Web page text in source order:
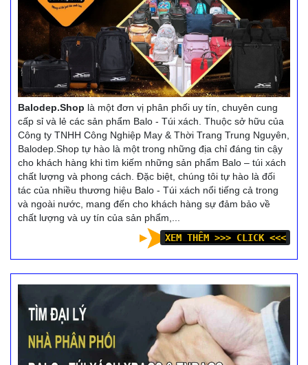
dẫn và đa dạng sản phẩm.
Balodep.shop|Chuyên các
loại ba lô du lịch cao
cấp, Balo-Túi xách. Giao
hàng toàn quốc, Miễn phí
đổi trả hàng, thanh toán
tiền khi nhận hàng
Xem thêm
dẫn và đa dạng sản phẩm.
Balodep.shop|Chuyên các
loại ba lô du lịch giá sỉ và
lẻ, Balo-Túi xách. Giao
hàng toàn quốc, Miễn phí
đổi trả hàng, thanh toán
tiền khi nhận hàng
Xem thêm
Balodep.Shop là một đơn vị phân phối uy tín, chuyên cung
cấp sỉ và lẻ các sản phẩm Balo - Túi xách. Thuộc sở hữu của
Công ty TNHH Công Nghiệp May & Thời Trang Trung Nguyên,
Balodep.Shop tự hào là một trong những địa chỉ đáng tin cậy
cho khách hàng khi tìm kiếm những sản phẩm Balo – túi xách
chất lượng và phong cách. Đặc biệt, chúng tôi tự hào là đối
tác của nhiều thương hiệu Balo - Túi xách nổi tiếng cả trong
và ngoài nước, mang đến cho khách hàng sự đảm bảo về
chất lượng và uy tín của sản phẩm,...
XEM THÊM >>> CLICK <<<